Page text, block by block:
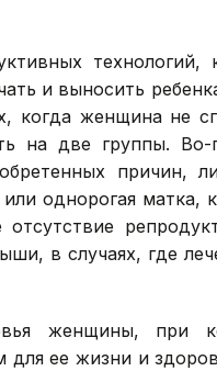
технологий,
и выносить
когда женщина не
на две группы. Во-
причин,
однорогая матка,
в случаях, где
женщины, при
ее жизни и